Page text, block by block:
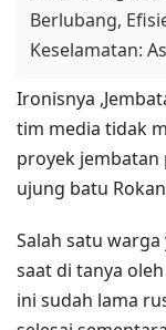
Berlubang,
Keselamatan:
Ironisnya
tim media tidak
proyek
ujung batu
Salah satu
saat di tanya
ini sudah lama